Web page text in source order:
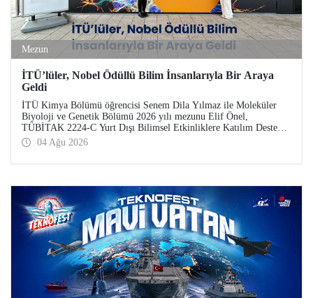
Mezun
İTÜ’lüler, Nobel Ödüllü Bilim İnsanlarıyla Bir Araya
Geldi
İTÜ Kimya Bölümü öğrencisi Senem Dila Yılmaz ile Moleküler
Biyoloji ve Genetik Bölümü 2026 yılı mezunu Elif Önel,
TÜBİTAK 2224-C Yurt Dışı Bilimsel Etkinliklere Katılım Desteği
kapsamında 75’inci Lindau Nobel Ödüllü Bilim İnsanları
Toplantısı’na katıldı.
04 Ağu 2026